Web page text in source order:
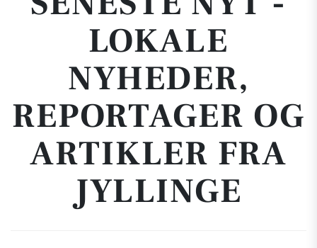
LOKALE
NYHEDER,
REPORTAGER OG
ARTIKLER FRA
JYLLINGE